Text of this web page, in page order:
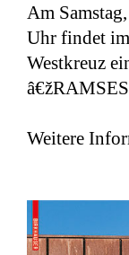
Am
Uhr findet
Westkreuz
Weitere